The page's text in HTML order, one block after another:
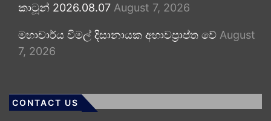
කාටූන් 2026.08.07 August 7, 2026
මහාචාර්ය විමල් දිසානායක අභාවප්‍රාප්ත වේ August
7, 2026
CONTACT US